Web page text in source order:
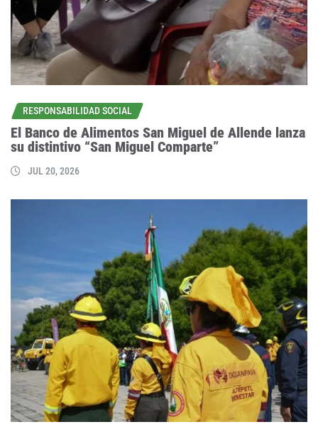
RESPONSABILIDAD SOCIAL
El Banco de Alimentos San Miguel de Allende lanza
su distintivo “San Miguel Comparte”
JUL 20, 2026